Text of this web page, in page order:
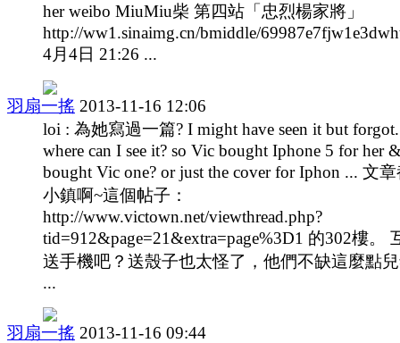
her weibo MiuMiu柴 第四站「忠烈楊家將」
http://ww1.sinaimg.cn/bmiddle/
4月4日 21:26 ...
羽扇一搖 2013-11-16 12:06
loi : 為她寫過一篇? I might have seen it but forgot.
where can I see it? so Vic bought Iphone 5 for her
bought Vic one? or just the cover for Iphon ... 文
小鎮啊~這個帖子：
http://www.victown.net/viewthread.php?
tid=912&page=21&extra=page%3D1 的302樓。
送手機吧？送殼子也太怪了，他們不缺這麼點
...
羽扇一搖 2013-11-16 09:44